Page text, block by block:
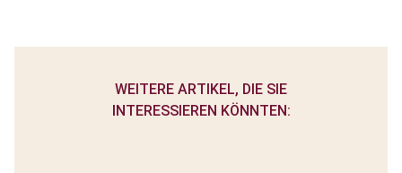
WEITERE ARTIKEL, DIE SIE
INTERESSIEREN KÖNNTEN: